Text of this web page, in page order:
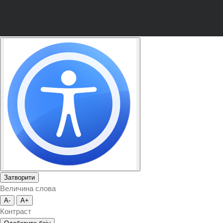
Затворити
Величина слова
A- A+
Контраст